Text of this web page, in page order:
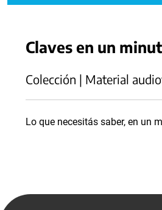
Claves en un
Colección | Material
Lo que necesitás saber, en un